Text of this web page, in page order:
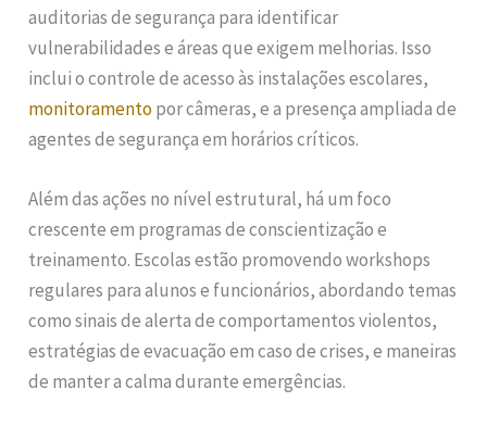
auditorias de segurança para identificar
vulnerabilidades e áreas que exigem melhorias. Isso
inclui o controle de acesso às instalações escolares,
monitoramentopor câmeras, e a presença ampliada de
agentes de segurança em horários críticos.
Além das ações no nível estrutural, há um foco
crescente em programas de conscientização e
treinamento. Escolas estão promovendo workshops
regulares para alunos e funcionários, abordando temas
como sinais de alerta de comportamentos violentos,
estratégias de evacuação em caso de crises, e maneiras
de manter a calma durante emergências.